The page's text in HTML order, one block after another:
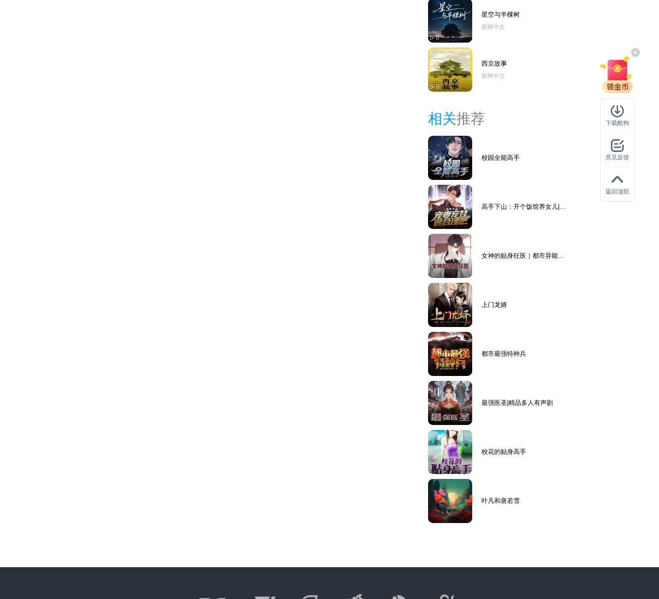
0
星空与半棵树
新蜂中文
0
西京故事
新蜂中文
相关推荐
校园全能高手
高手下山：开个饭馆养女儿|满
女神的贴身狂医｜都市异能丨
上门龙婿
都市最强特种兵
最强医圣|精品多人有声剧
校花的贴身高手
叶凡和唐若雪
下载酷狗
意见反馈
返回顶部